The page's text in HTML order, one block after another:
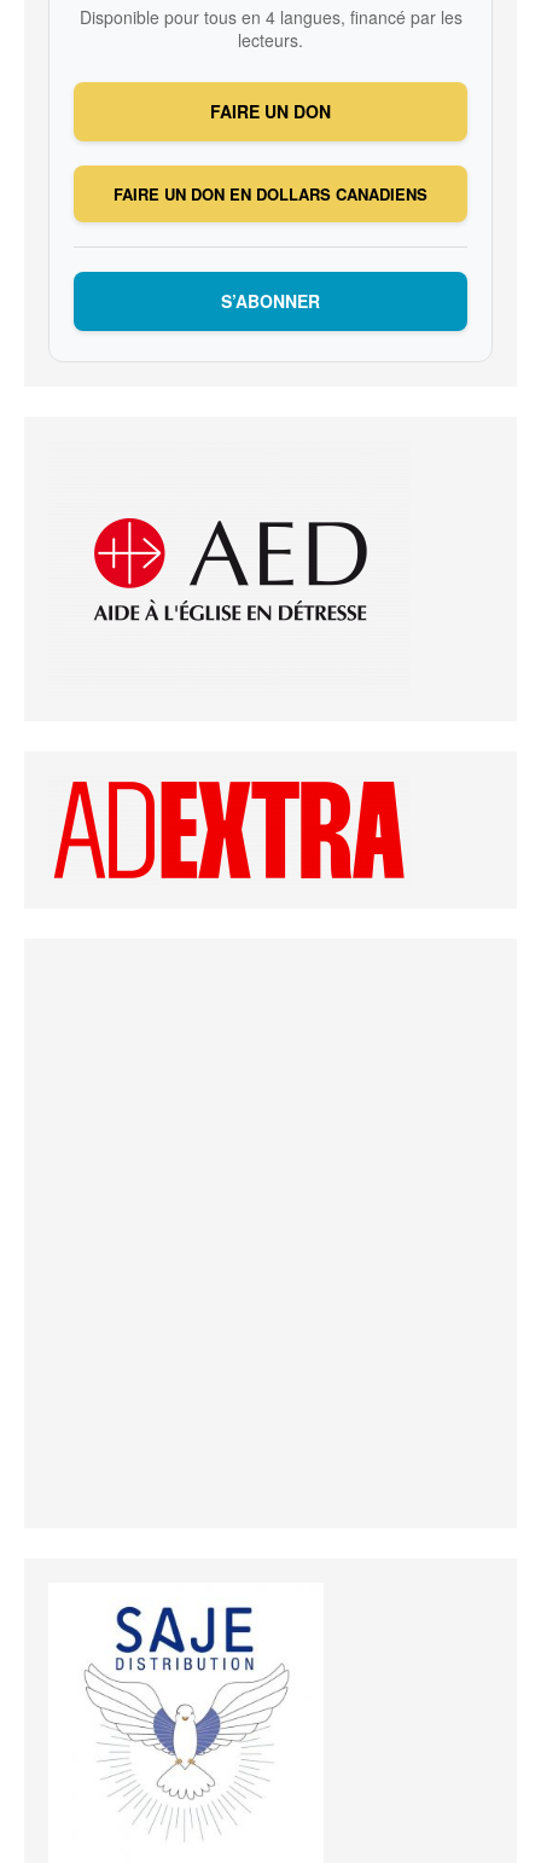
Disponible pour tous en 4 langues, financé par les
lecteurs.
FAIRE UN DON
FAIRE UN DON EN DOLLARS CANADIENS
S’ABONNER